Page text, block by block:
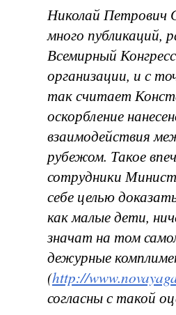
Николай Петрович
много
Всемирный
организации, и с
так считает
оскорбление
взаимодействия
рубежом. Такое
сотрудники
себе целью
как малые дети,
значат на том
дежурные
(http://
согласны с такой